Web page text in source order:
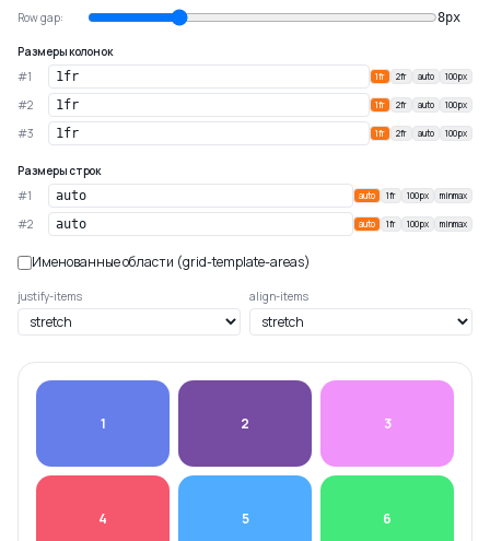
Row gap:
8px
Размеры колонок
#1 1fr 2fr auto 100px
#2 1fr 2fr auto 100px
#3 1fr 2fr auto 100px
Размеры строк
#1 auto 1fr 100px minmax
#2 auto 1fr 100px minmax
Именованные области (grid-template-areas)
justify-items align-items
1 2 3
4 5 6